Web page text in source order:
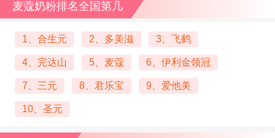
麦蔻奶粉排名全国第几
1、合生元 2、多美滋 3、飞鹤
4、完达山 5、麦蔻 6、伊利金领冠
7、三元 8、君乐宝 9、爱他美
10、圣元